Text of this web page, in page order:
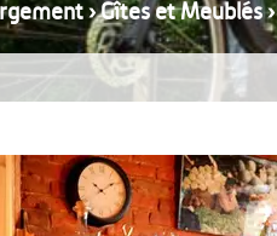
›Gîtes et Meublés›